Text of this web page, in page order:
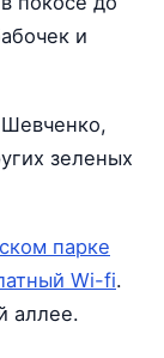
и
зеленых
парке
Wi-fi.
аллее.